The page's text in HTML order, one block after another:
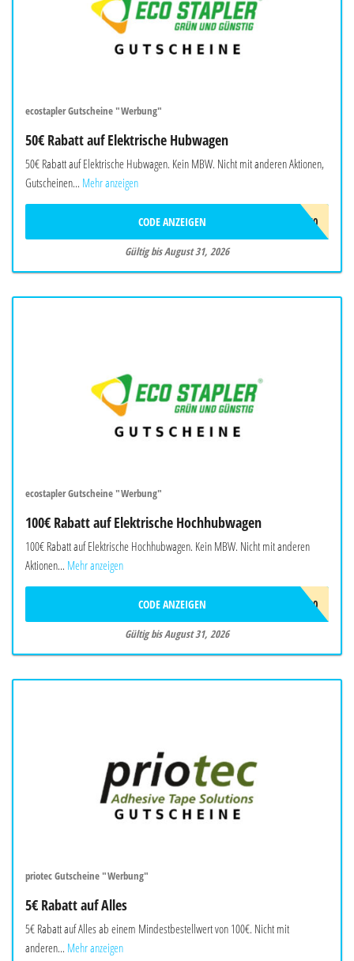
ecostapler Gutscheine "Werbung"
50€ Rabatt auf Elektrische Hubwagen
50€ Rabatt auf Elektrische Hubwagen. Kein MBW. Nicht mit anderen Aktionen,
Gutscheinen... Mehr anzeigen
EHUB50
CODE ANZEIGEN
Gültig bis August 31, 2026
ecostapler Gutscheine "Werbung"
100€ Rabatt auf Elektrische Hochhubwagen
100€ Rabatt auf Elektrische Hochhubwagen. Kein MBW. Nicht mit anderen
Aktionen... Mehr anzeigen
EHOCH100
CODE ANZEIGEN
Gültig bis August 31, 2026
priotec Gutscheine "Werbung"
5€ Rabatt auf Alles
5€ Rabatt auf Alles ab einem Mindestbestellwert von 100€. Nicht mit
anderen... Mehr anzeigen